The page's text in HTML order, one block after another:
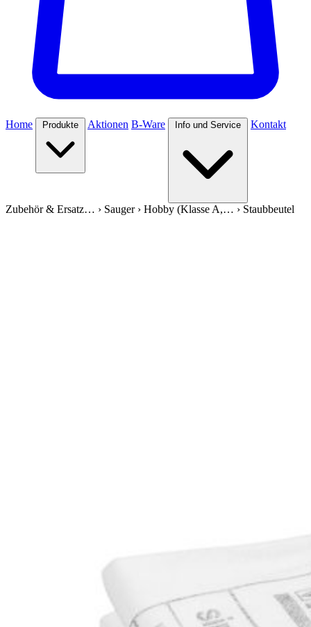
Home Produkte Aktionen B-Ware Info und Service Kontakt
Zubehör & Ersatz… › Sauger› Hobby (Klasse A,… › Staubbeutel